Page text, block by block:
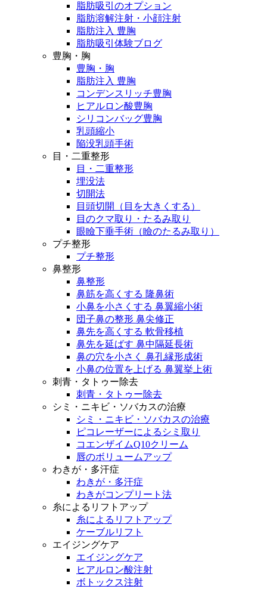
脂肪吸引のオプション
脂肪溶解注射・小顔注射
脂肪注入 豊胸
脂肪吸引体験ブログ
豊胸・胸
豊胸・胸
脂肪注入 豊胸
コンデンスリッチ豊胸
ヒアルロン酸豊胸
シリコンバッグ豊胸
乳頭縮小
陥没乳頭手術
目・二重整形
目・二重整形
埋没法
切開法
目頭切開（目を大きくする）
目のクマ取り・たるみ取り
眼瞼下垂手術（瞼のたるみ取り）
プチ整形
プチ整形
鼻整形
鼻整形
鼻筋を高くする 隆鼻術
小鼻を小さくする 鼻翼縮小術
団子鼻の整形 鼻尖修正
鼻先を高くする 軟骨移植
鼻先を延ばす 鼻中隔延長術
鼻の穴を小さく 鼻孔縁形成術
小鼻の位置を上げる 鼻翼挙上術
刺青・タトゥー除去
刺青・タトゥー除去
シミ・ニキビ・ソバカスの治療
シミ・ニキビ・ソバカスの治療
ピコレーザーによるシミ取り
コエンザイムQ10クリーム
唇のボリュームアップ
わきが・多汗症
わきが・多汗症
わきがコンプリート法
糸によるリフトアップ
糸によるリフトアップ
ケーブルリフト
エイジングケア
エイジングケア
ヒアルロン酸注射
ボトックス注射